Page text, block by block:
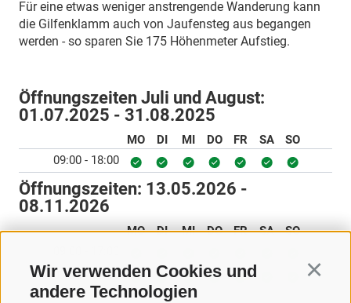
Wir verwenden Cookies und
andere Technologien
Für eine etwas weniger anstrengende Wanderung kann
die Gilfenklamm auch von Jaufensteg aus begangen
werden - so sparen Sie 175 Höhenmeter Aufstieg.
Öffnungszeiten Juli und August:
01.07.2025 - 31.08.2025
MO DI MI DO FR SA
SO
09:00 - 18:00
Öffnungszeiten: 13.05.2026 -
08.11.2026
MO DI MI DO FR SA
SO
09:00 - 17:00